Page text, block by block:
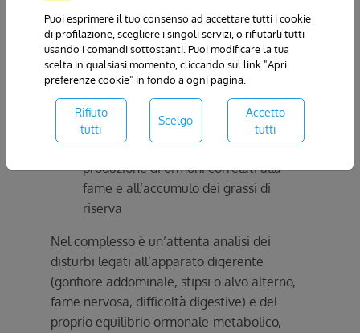
biochimica del cibo con l’influenza
dell’insulina sulla produzione di grasso
La valutazione dell’infiammazione
intestinale (intolleranze e
ipersensibilità alimentare) e
dell’organo adiposo, sede non solo di
produzione di ormoni correlati alla
fame e all’accumulo dei grassi di
riserva
Nel complesso è un’attenta analisi dei
disturbi legati all’apparato digerente
(gonfiore addominale, stipsi o alvo alterno,
fame nervosa, difficoltà digestive) e del
proprio equilibrio ormonale-metabolico,
Puoi esprimere il tuo consenso ad accettare tutti i cookie
di profilazione, scegliere i singoli servizi, o rifiutarli tutti
usando i comandi sottostanti. Puoi modificare la tua
scelta in qualsiasi momento, cliccando sul link "Apri
preferenze cookie" in fondo a ogni pagina.
Rifiuto
tutti
Scelgo
Accetto
tutti